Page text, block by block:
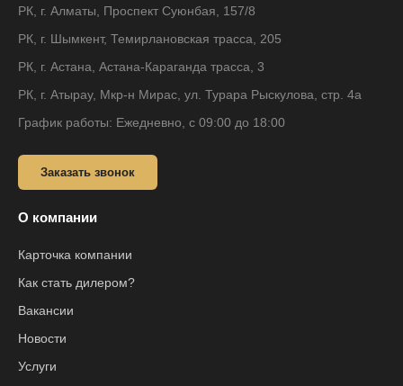
РК, г. Алматы, Проспект Суюнбая, 157/8
РК, г. Шымкент, Темирлановская трасса, 205
РК, г. Астана, Астана-Караганда трасса, 3
РК, г. Атырау, Мкр-н Мирас, ул. Турара Рыскулова, стр. 4а
График работы: Ежедневно, с 09:00 до 18:00
Заказать звонок
О компании
Карточка компании
Как стать дилером?
Вакансии
Новости
Услуги